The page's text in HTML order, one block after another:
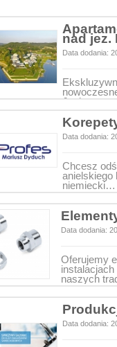
nad jez.
Data dodania:
Jeziorze…
Data dodania:
Chcesz
anielskiego
niemiecki…
Data dodania:
Oferujemy
naszych
Data dodania: